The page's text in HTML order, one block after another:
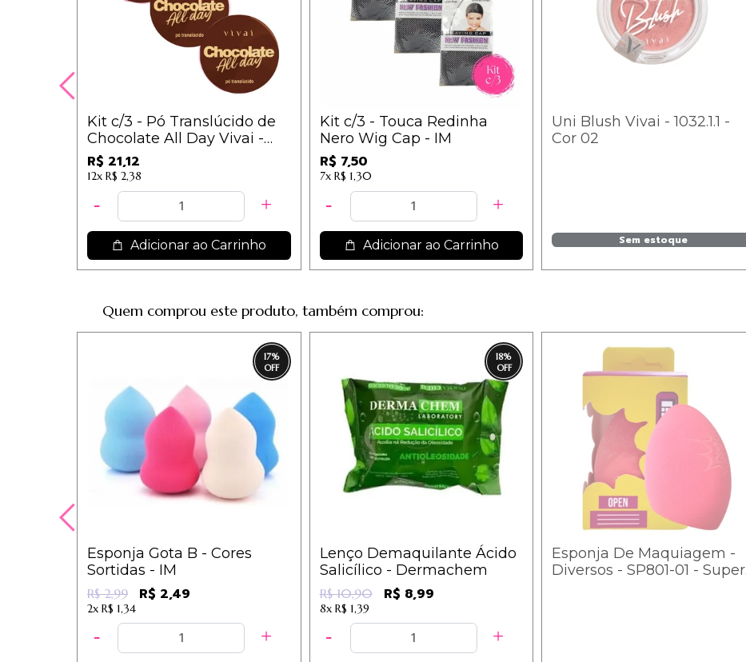
Kit c/3 - Pó Translúcido de
Chocolate All Day Vivai -
1084.1.1 / 7,04
R$ 21,12
12x R$ 2,38
Adicionar ao Carrinho
Kit c/3 - Touca Redinha
Nero Wig Cap - IM
R$ 7,50
7x R$ 1,30
Adicionar ao Carrinho
Uni Blush Vivai - 1032.1.1 -
Cor 02
Sem estoque
Quem comprou este produto, também comprou:
17%
Esponja Gota B - Cores
Sortidas - IM
R$ 2,99 R$ 2,49
2x R$ 1,34
18%
Lenço Demaquilante Ácido
Salicílico - Dermachem
R$ 10,90 R$ 8,99
8x R$ 1,39
Esponja De Maquiagem -
Diversos - SP801-01 - Super